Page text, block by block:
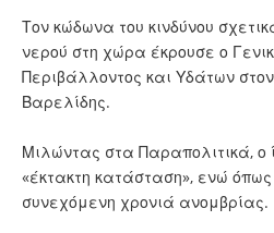
Τον κώδωνα του κινδύνου
νερού στη χώρα έκρουσε ο
Περιβάλλοντος και Υδάτων
Βαρελίδης.
Μιλώντας στα Παραπολιτικά, ο
«έκτακτη κατάσταση», ενώ όπως
συνεχόμενη χρονιά ανομβρίας.